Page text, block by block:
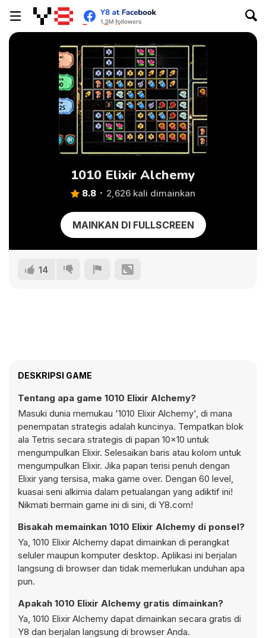
1010 Elixir Alchemy
8.8 2,626 kali dimainkan
MAINKAN DI FULLSCREEN
14
DESKRIPSI GAME
Tentang apa game 1010 Elixir Alchemy?
Masuki dunia memukau '1010 Elixir Alchemy', di mana
penempatan strategis adalah kuncinya. Tempatkan blok
ala Tetris secara strategis di papan 10x10 untuk
mengumpulkan Elixir. Selesaikan baris atau kolom untuk
mengumpulkan Elixir. Jika papan terisi penuh dengan
Elixir yang tersisa, maka game over. Dengan 60 level,
kuasai seni alkimia dalam petualangan yang adiktif ini!
Nikmati bermain game ini di sini, di Y8.com!
Bisakah memainkan 1010 Elixir Alchemy di ponsel?
Ya, 1010 Elixir Alchemy dapat dimainkan di perangkat
seluler maupun komputer desktop. Aplikasi ini berjalan
langsung di browser dan tidak memerlukan unduhan apa
pun.
Apakah 1010 Elixir Alchemy gratis dimainkan?
Ya, 1010 Elixir Alchemy dapat dimainkan secara gratis di
Y8 dan berjalan langsung di browser Anda.